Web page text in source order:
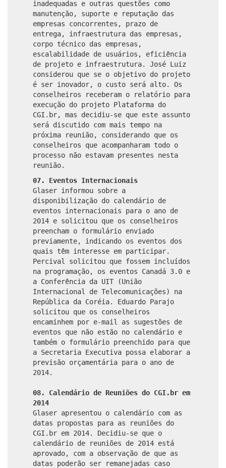
inadequadas e outras questões como
manutenção, suporte e reputação das
empresas concorrentes, prazo de
entrega, infraestrutura das empresas,
corpo técnico das empresas,
escalabilidade de usuários, eficiência
de projeto e infraestrutura. José Luiz
considerou que se o objetivo do projeto
é ser inovador, o custo será alto. Os
conselheiros receberam o relatório para
execução do projeto Plataforma do
CGI.br, mas decidiu-se que este assunto
será discutido com mais tempo na
próxima reunião, considerando que os
conselheiros que acompanharam todo o
processo não estavam presentes nesta
reunião.
07. Eventos Internacionais
Glaser informou sobre a
disponibilização do calendário de
eventos internacionais para o ano de
2014 e solicitou que os conselheiros
preencham o formulário enviado
previamente, indicando os eventos dos
quais têm interesse em participar.
Percival solicitou que fossem incluídos
na programação, os eventos Canadá 3.0 e
a Conferência da UIT (União
Internacional de Telecomunicações) na
República da Coréia. Eduardo Parajo
solicitou que os conselheiros
encaminhem por e-mail as sugestões de
eventos que não estão no calendário e
também o formulário preenchido para que
a Secretaria Executiva possa elaborar a
previsão orçamentária para o ano de
2014.
08. Calendário de Reuniões do CGI.br em
2014
Glaser apresentou o calendário com as
datas propostas para as reuniões do
CGI.br em 2014. Decidiu-se que o
calendário de reuniões de 2014 está
aprovado, com a observação de que as
datas poderão ser remanejadas caso